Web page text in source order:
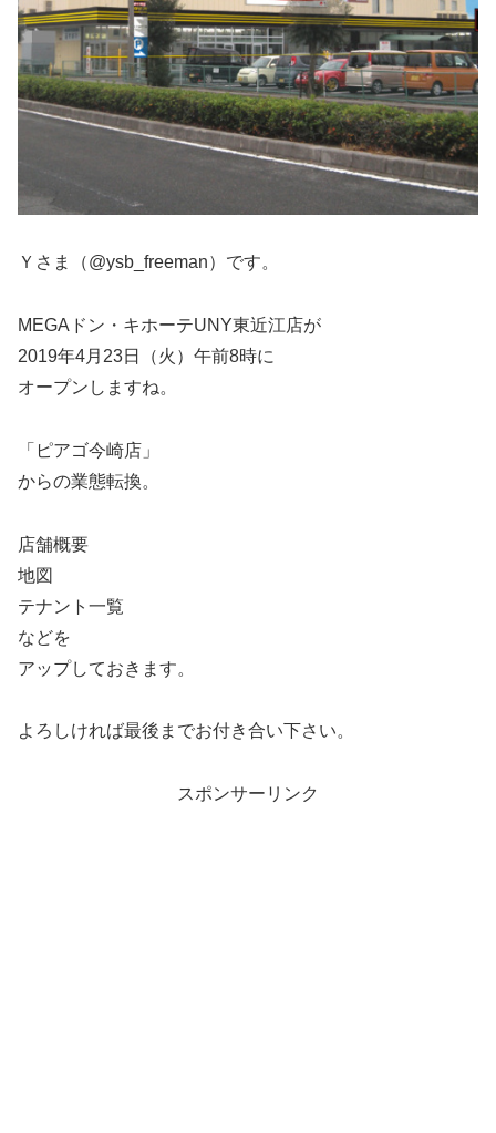
Ｙさま（@ysb_freeman）です。
MEGAドン・キホーテUNY東近江店が
2019年4月23日（火）午前8時に
オープンしますね。
「ピアゴ今崎店」
からの業態転換。
店舗概要
地図
テナント一覧
などを
アップしておきます。
よろしければ最後までお付き合い下さい。
スポンサーリンク